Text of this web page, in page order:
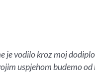
je vodilo kroz moj
uspjehom budemo